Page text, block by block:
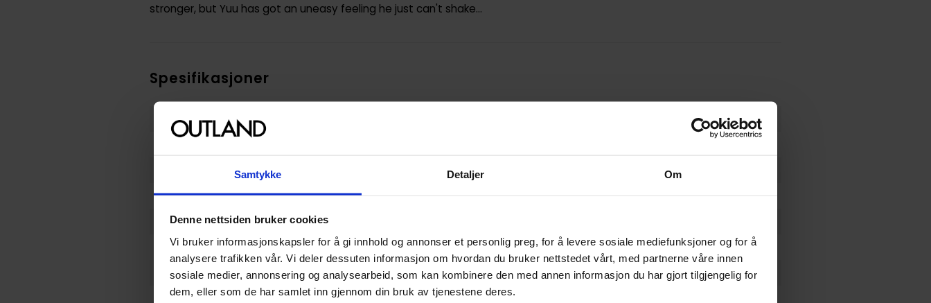
Samtykke Detaljer Om
Denne nettsiden bruker cookies
Vi bruker informasjonskapsler for å gi innhold og annonser et personlig preg, for å levere sosiale mediefunksjoner og for å
analysere trafikken vår. Vi deler dessuten informasjon om hvordan du bruker nettstedet vårt, med partnerne våre innen
sosiale medier, annonsering og analysearbeid, som kan kombinere den med annen informasjon du har gjort tilgjengelig for
dem, eller som de har samlet inn gjennom din bruk av tjenestene deres.
stronger, but Yuu has got an uneasy feeling he just can't shake...
Spesifikasjoner
Varenummer
Opprinnelsesland :
USA
Format
Serie
Forfattere
Iida Pochi.,Phil ChristieogSheldon Drzka
Genre
Fantasy
Antall Sider
130